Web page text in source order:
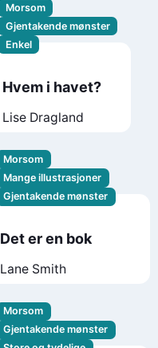
Morsom
Gjentakende mønster
Enkel
Hvem i havet?
Lise Dragland
Morsom
Mange illustrasjoner
Gjentakende mønster
Det er en bok
Lane Smith
Morsom
Gjentakende mønster